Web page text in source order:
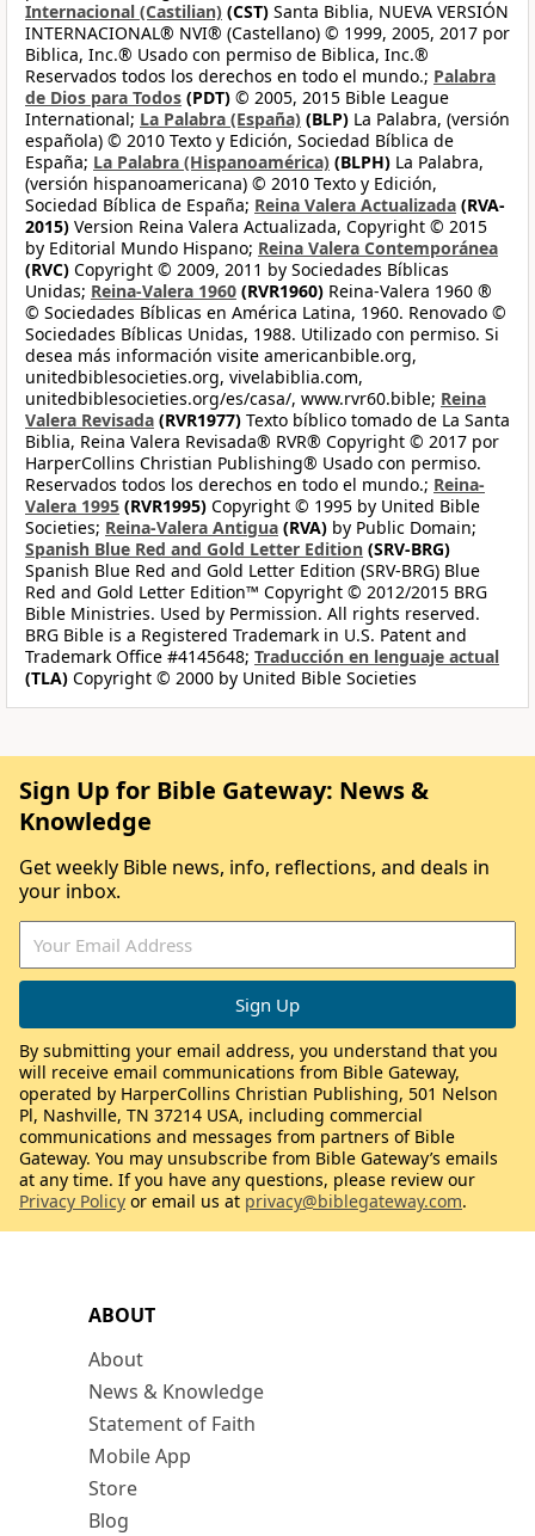
Internacional (Castilian) (CST) Santa Biblia, NUEVA VERSIÓN
INTERNACIONAL® NVI® (Castellano) © 1999, 2005, 2017 por
Biblica, Inc.® Usado con permiso de Biblica, Inc.®
Reservados todos los derechos en todo el mundo.; Palabra
de Dios para Todos (PDT) © 2005, 2015 Bible League
International; La Palabra (España) (BLP) La Palabra, (versión
española) © 2010 Texto y Edición, Sociedad Bíblica de
España; La Palabra (Hispanoamérica) (BLPH) La Palabra,
(versión hispanoamericana) © 2010 Texto y Edición,
Sociedad Bíblica de España; Reina Valera Actualizada (RVA-
2015) Version Reina Valera Actualizada, Copyright © 2015
by Editorial Mundo Hispano; Reina Valera Contemporánea
(RVC) Copyright © 2009, 2011 by Sociedades Bíblicas
Unidas; Reina-Valera 1960 (RVR1960) Reina-Valera 1960 ®
© Sociedades Bíblicas en América Latina, 1960. Renovado ©
Sociedades Bíblicas Unidas, 1988. Utilizado con permiso. Si
desea más información visite americanbible.org,
unitedbiblesocieties.org, vivelabiblia.com,
unitedbiblesocieties.org/es/casa/, www.rvr60.bible; Reina
Valera Revisada (RVR1977) Texto bíblico tomado de La Santa
Biblia, Reina Valera Revisada® RVR® Copyright © 2017 por
HarperCollins Christian Publishing® Usado con permiso.
Reservados todos los derechos en todo el mundo.; Reina-
Valera 1995 (RVR1995) Copyright © 1995 by United Bible
Societies; Reina-Valera Antigua (RVA) by Public Domain;
Spanish Blue Red and Gold Letter Edition (SRV-BRG)
Spanish Blue Red and Gold Letter Edition (SRV-BRG) Blue
Red and Gold Letter Edition™ Copyright © 2012/2015 BRG
Bible Ministries. Used by Permission. All rights reserved.
BRG Bible is a Registered Trademark in U.S. Patent and
Trademark Office #4145648; Traducción en lenguaje actual
(TLA) Copyright © 2000 by United Bible Societies
ABOUT
About
News & Knowledge
Statement of Faith
Mobile App
Store
Blog
Sign Up for Bible Gateway: News &
Knowledge
Get weekly Bible news, info, reflections, and deals in
your inbox.
By submitting your email address, you understand that you
will receive email communications from Bible Gateway,
operated by HarperCollins Christian Publishing, 501 Nelson
Pl, Nashville, TN 37214 USA, including commercial
communications and messages from partners of Bible
Gateway. You may unsubscribe from Bible Gateway’s emails
at any time. If you have any questions, please review our
Privacy Policy or email us at privacy@biblegateway.com.